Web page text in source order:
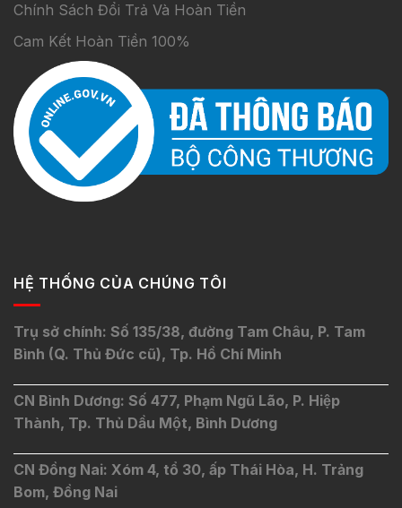
Chính Sách Đổi Trả Và Hoàn Tiền
Cam Kết Hoàn Tiền 100%
HỆ THỐNG CỦA CHÚNG TÔI
Trụ sở chính: Số 135/38, đường Tam Châu, P. Tam
Bình (Q. Thủ Đức cũ), Tp. Hồ Chí Minh
CN Bình Dương: Số 477, Phạm Ngũ Lão, P. Hiệp
Thành, Tp. Thủ Dầu Một, Bình Dương
CN Đồng Nai: Xóm 4, tổ 30, ấp Thái Hòa, H. Trảng
Bom, Đồng Nai